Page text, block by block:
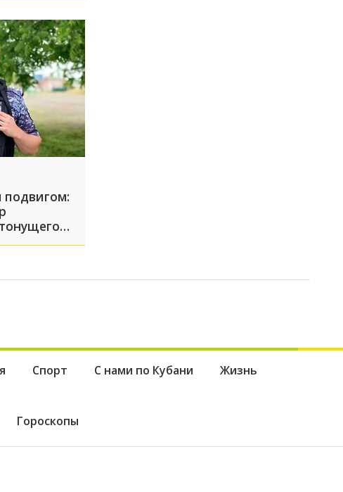
подвигом:
Спорт С нами по Кубани Жизнь
Гороскопы